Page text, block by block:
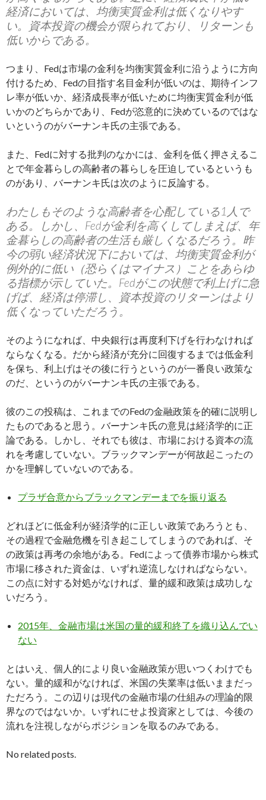
経済においては、均衡実質金利は低くなりやす
い。資本投資の機会が限られており、リターンも
低いからである。
つまり、Fedは市場の金利を均衡実質金利に沿うように方向
付けるため、Fedの目指す名目金利が低いのは、期待インフ
レ率が低いか、経済成長率が低いために均衡実質金利が低
いかのどちらかであり、Fedが恣意的に決めているのではな
いというのがバーナンキ氏の主張である。
また、Fedに対する批判のなかには、金利を低く押さえるこ
とで年金暮らしの高齢者の暮らしを圧迫しているというも
のがあり、バーナンキ氏は次のように反論する。
わたしもそのような高齢者を心配している1人で
ある。しかし、Fedが金利を高くしてしまえば、年
金暮らしの高齢者の生活も厳しくなるだろう。昨
今の弱い経済状況下においては、均衡実質金利が
例外的に低い（恐らくはマイナス）ことをあらゆ
る指標が示していた。Fedがこの状態で利上げに急
げば、経済は停滞し、資本投資のリターンはより
低くなっていただろう。
そのようになれば、中央銀行は再度利下げを行わなければ
ならなくなる。だから経済が充分に回復するまでは低金利
を保ち、利上げはその後に行うというのが一番良い政策な
のだ、というのがバーナンキ氏の主張である。
彼のこの投稿は、これまでのFedの金融政策を的確に説明し
たものであると思う。バーナンキ氏の意見は経済学的に正
論である。しかし、それでも彼は、市場における資本の流
れを考慮していない。ブラックマンデーが何故起こったの
かを理解していないのである。
プラザ合意からブラックマンデーまでを振り返る
どれほどに低金利が経済学的に正しい政策であろうとも、
その過程で金融危機を引き起こしてしまうのであれば、そ
の政策は再考の余地がある。Fedによって債券市場から株式
市場に移された資金は、いずれ逆流しなければならない。
この点に対する対処がなければ、量的緩和政策は成功しな
いだろう。
2015年、金融市場は米国の量的緩和終了を織り込んでい
ない
とはいえ、個人的により良い金融政策が思いつくわけでも
ない。量的緩和がなければ、米国の失業率は低いままだっ
ただろう。この辺りは現代の金融市場の仕組みの理論的限
界なのではないか。いずれにせよ投資家としては、今後の
流れを注視しながらポジションを取るのみである。
No related posts.